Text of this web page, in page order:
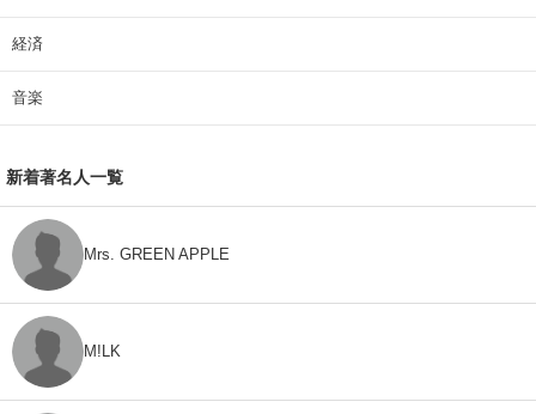
経済
音楽
新着著名人一覧
Mrs. GREEN APPLE
M!LK